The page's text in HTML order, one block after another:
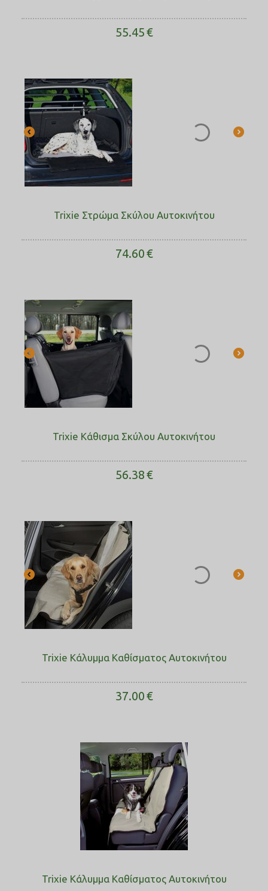
55.45€
Trixie Στρώμα Σκύλου Αυτοκινήτου
74.60€
Trixie Κάθισμα Σκύλου Αυτοκινήτου
56.38€
Trixie Κάλυμμα Καθίσματος Αυτοκινήτου
37.00€
Trixie Κάλυμμα Καθίσματος Αυτοκινήτου